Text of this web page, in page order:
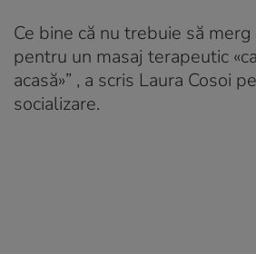
Ce bine că nu trebuie să
pentru un masaj terapeutic
acasă»” , a scris Laura Cosoi
socializare.